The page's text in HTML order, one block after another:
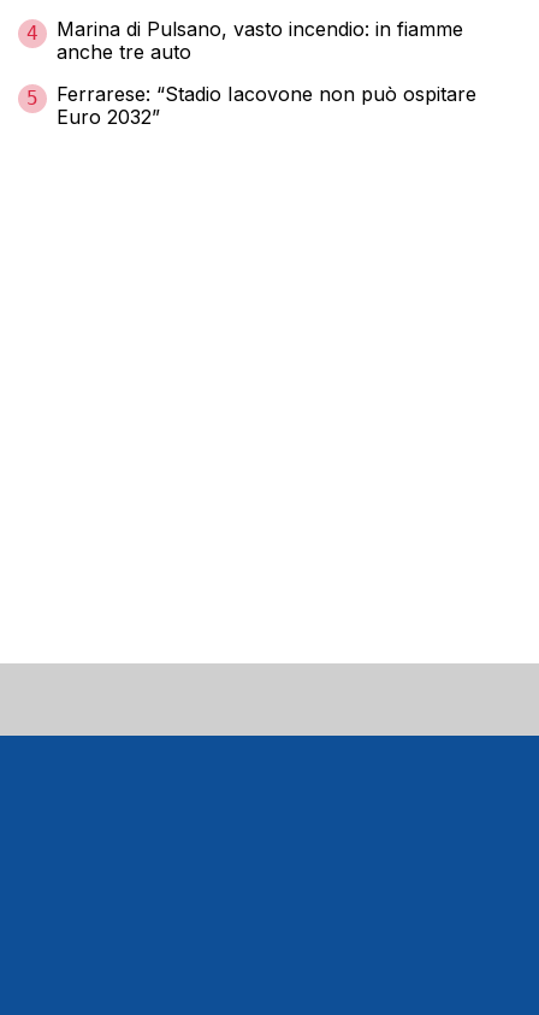
4
Marina di Pulsano, vasto incendio: in fiamme
anche tre auto
5
Ferrarese: “Stadio Iacovone non può ospitare
Euro 2032”